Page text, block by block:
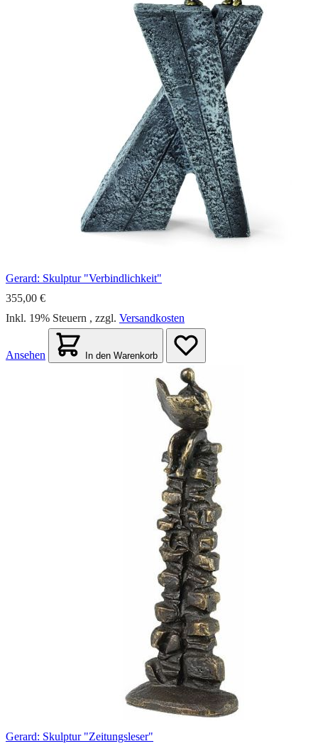
Gerard: Skulptur "Verbindlichkeit"
355,00 €
Inkl. 19% Steuern , zzgl. Versandkosten
Ansehen In den Warenkorb
Gerard: Skulptur "Zeitungsleser"